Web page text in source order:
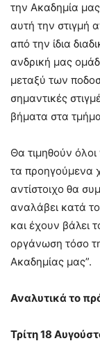
την Ακαδημία
αυτή την στιγμή
από την ίδια
ανδρική μας
μεταξύ των
σημαντικές
βήματα στα
Θα τιμηθούν
τα προηγούμενα
αντίστοιχο θα
αναλάβει κατά
και έχουν βάλει
οργάνωση τόσο
Ακαδημίας μας”.
Αναλυτικά το
Τρίτη 18